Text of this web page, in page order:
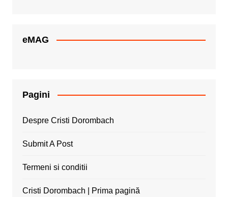
eMAG
Pagini
Despre Cristi Dorombach
Submit A Post
Termeni si conditii
Cristi Dorombach | Prima pagină